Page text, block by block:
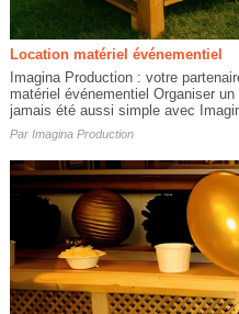
Location matériel événementiel
Imagina Production : votre
matériel événementiel Organiser
jamais été aussi simple avec
Par Imagina Production